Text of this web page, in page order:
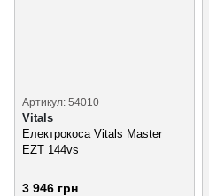
Артикул: 54010
Vitals
Електрокоса Vitals Master
EZT 144vs
3 946 грн